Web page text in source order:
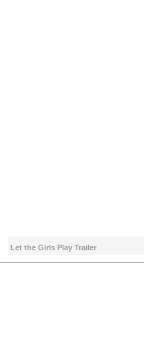
Let the Girls Play Trailer